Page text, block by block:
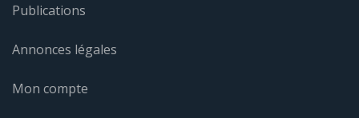
Publications
Annonces légales
Mon compte